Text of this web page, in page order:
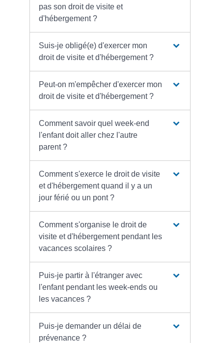
pas son droit de visite et
d'hébergement ?
Suis-je obligé(e) d'exercer mon
droit de visite et d'hébergement ?
Peut-on m'empêcher d'exercer mon
droit de visite et d'hébergement ?
Comment savoir quel week-end
l'enfant doit aller chez l'autre
parent ?
Comment s'exerce le droit de visite
et d'hébergement quand il y a un
jour férié ou un pont ?
Comment s'organise le droit de
visite et d'hébergement pendant les
vacances scolaires ?
Puis-je partir à l'étranger avec
l'enfant pendant les week-ends ou
les vacances ?
Puis-je demander un délai de
prévenance ?